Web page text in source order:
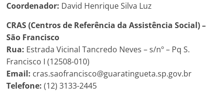
Coordenador: David Henrique Silva Luz
CRAS (Centros de Referência da Assistência Social) –
São Francisco
Rua: Estrada Vicinal Tancredo Neves – s/nº – Pq S.
Francisco I (12508-010)
Email: cras.saofrancisco@guaratingueta.sp.gov.br
Telefone: (12) 3133-2445